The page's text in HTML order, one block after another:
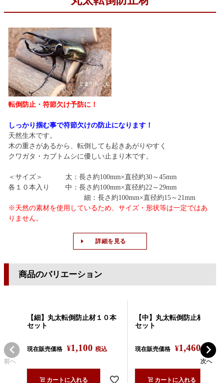
転倒防止・符節欠け予防に！
しっかり掴む事で符節欠けの防止になります！
天然生木です。
木の重さがあるから、転倒しても起きあがりやすく
クワガタ・カブトムシに優しい止まり木です。
＜サイズ＞ 太：長さ約100mm×直径約30～45mm
各１０本入り 中：長さ約100mm×直径約22～29mm
細：長さ約100mm×直径約15～21mm
※天然の素材を使用しているため、サイズ・形状等は一定ではあ
りません。
詳細を見る
商品のバリエーション
前へ
【細】丸太転倒防止材１０本
セット
現在販売価格 ¥1,100 税込
カートに入れる
【中】丸太転倒防止材１０
セット
現在販売価格 ¥1,460 税込
カートに入れる
次へ